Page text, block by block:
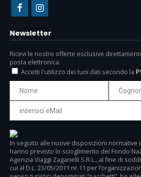
Newsletter
Ricevi le nostre offerte esclusive
posta elettronica.
Accetti l'utilizzo dei tuoi dati secondo la
In seguito alle nuove disposizioni normative
hanno previsto lo scioglimento del Fondo
Agenzia Viaggi Zaganelli S.R.L., al fine di
cui al D.L. 23/05/2011 nr.11 per